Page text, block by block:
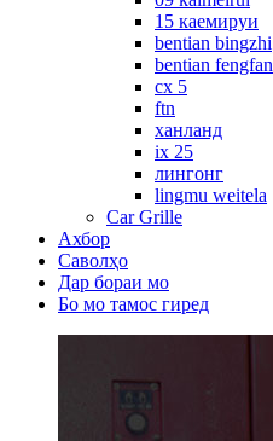
15 каемируи
bentian bingzhi
bentian fengfan
cx 5
ftn
ханланд
ix 25
лингонг
lingmu weitela
Car Grille
Ахбор
Саволҳо
Дар бораи мо
Бо мо тамос гиред